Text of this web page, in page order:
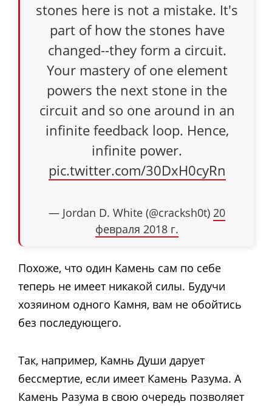
stones here is not a mistake. It's
part of how the stones have
changed--they form a circuit.
Your mastery of one element
powers the next stone in the
circuit and so one around in an
infinite feedback loop. Hence,
infinite power.
pic.twitter.com/30DxH0cyRn
— Jordan D. White (@cracksh0t) 20
февраля 2018 г.
Похоже, что один Камень сам по себе
теперь не имеет никакой силы. Будучи
хозяином одного Камня, вам не обойтись
без последующего.
Так, например, Камнь Души дарует
бессмертие, если имеет Камень Разума. А
Камень Разума в свою очередь позволяет